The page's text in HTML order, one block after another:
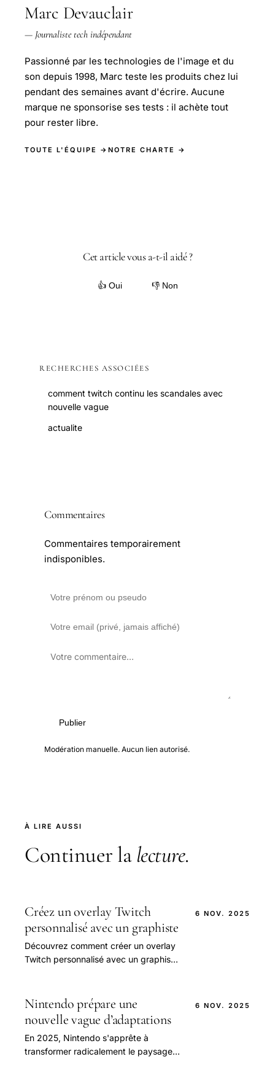
Marc Devauclair
— Journaliste tech indépendant
Passionné par les technologies de l'image et du
son depuis 1998, Marc teste les produits chez lui
pendant des semaines avant d'écrire. Aucune
marque ne sponsorise ses tests : il achète tout
pour rester libre.
TOUTE L'ÉQUIPE → NOTRE CHARTE →
Cet article vous a-t-il aidé ?
👍 Oui 👎 Non
RECHERCHES ASSOCIÉES
comment twitch continu les scandales avec
nouvelle vague
actualite
Commentaires
Commentaires temporairement
indisponibles.
Publier
Modération manuelle. Aucun lien autorisé.
À LIRE AUSSI
Continuer la lecture.
Créez un overlay Twitch
personnalisé avec un graphiste
Découvrez comment créer un overlay
Twitch personnalisé avec un graphiste
6 NOV. 2025
Nintendo prépare une
nouvelle vague d’adaptations
En 2025, Nintendo s'apprête à
transformer radicalement le paysage
6 NOV. 2025